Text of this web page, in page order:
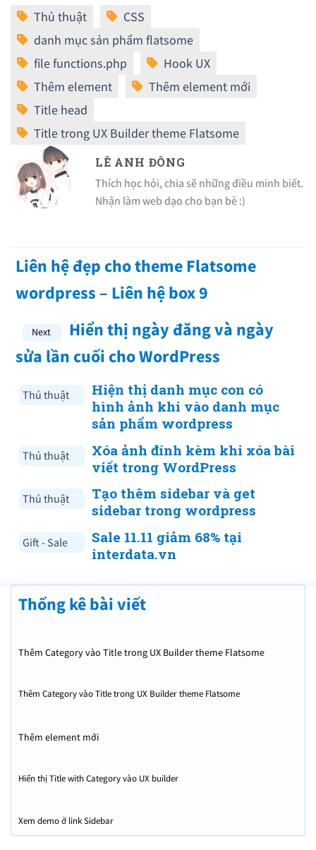
LÊ ANH ĐÔNG
Thích học hỏi, chia sẽ những điều minh biết.
Nhận làm web dạo cho bạn bè :)
Liên hệ đẹp cho theme Flatsome
wordpress – Liên hệ box 9
Hiển thị ngày đăng và ngày
sửa lần cuối cho WordPress
Thủ thuật
Hiện thị danh mục con có
hình ảnh khi vào danh mục
sản phẩm wordpress
Thủ thuật
Xóa ảnh đính kèm khi xóa bài
viết trong WordPress
Thủ thuật
Tạo thêm sidebar và get
sidebar trong wordpress
Gift - Sale
Sale 11.11 giảm 68% tại
interdata.vn
Thống kê bài viết
Thêm Category vào Title trong UX Builder theme Flatsome
Thêm Category vào Title trong UX Builder theme Flatsome
Thêm element mới
Hiển thị Title with Category vào UX builder
Xem demo ở link Sidebar